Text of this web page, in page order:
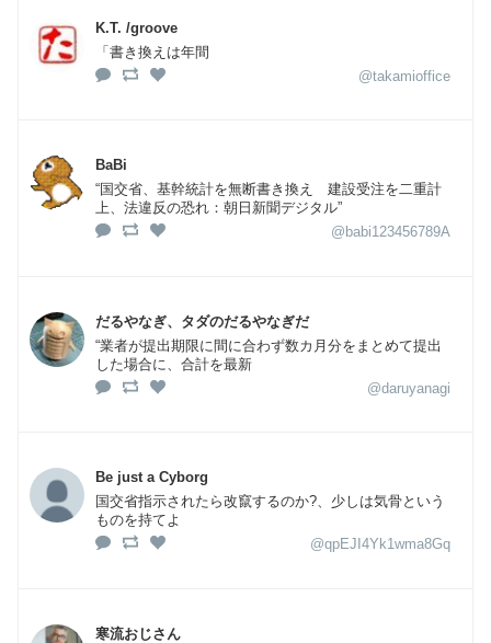
K.T. /groove
「書き換えは年間
@takamioffice
BaBi
“国交省、基幹統計を無断書き換え 建設受注を二重計
上、法違反の恐れ：朝日新聞デジタル”
@babi123456789A
だるやなぎ、タダのだるやなぎだ
“業者が提出期限に間に合わず数カ月分をまとめて提出
した場合に、合計を最新
@daruyanagi
Be just a Cyborg
国交省指示されたら改竄するのか?、少しは気骨という
ものを持てよ
@qpEJI4Yk1wma8Gq
寒流おじさん